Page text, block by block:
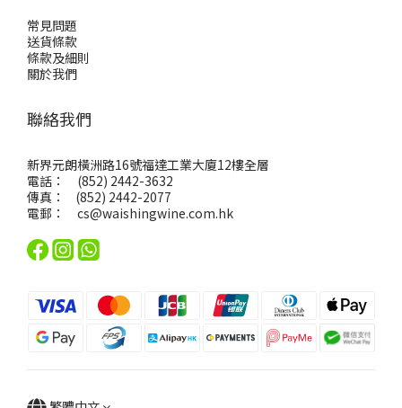
常見問題
送貨條款
條款及細則
關於我們
聯絡我們
新界元朗橫洲路16號福達工業大廈12樓全層
電話： (852) 2442-3632
傳真： (852) 2442-2077
電郵： cs@waishingwine.com.hk